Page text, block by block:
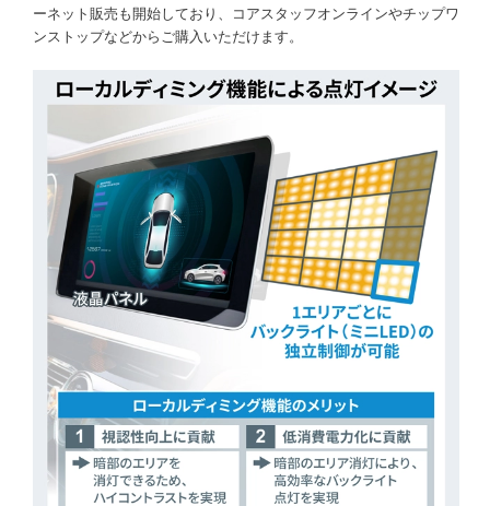
ーネット販売も開始しており、コアスタッフオンラインやチップワ
ンストップなどからご購入いただけます。